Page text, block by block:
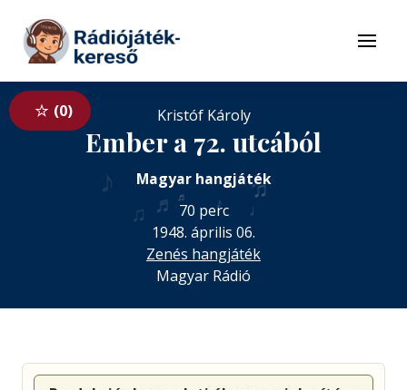
Tovább a tartalomhoz
Menü
0
♪
♫ ♬
♪♫
♪
♬
Kristóf Károly
Ember a 72. utcából
Magyar hangjáték
70 perc
1948. április 06.
Zenés hangjáték
Magyar Rádió